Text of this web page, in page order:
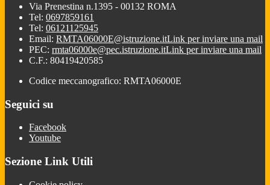
Via Prenestina n.1395 - 00132 ROMA
Tel: 0697859161
Tel: 06121125945
Email: RMTA06000E@istruzione.itLink per inviare una mail
PEC: rmta06000e@pec.istruzione.itLink per inviare una mail
C.F.: 80419420585
Codice meccanografico: RMTA06000E
Seguici su
Facebook
Youtube
Sezione Link Utili